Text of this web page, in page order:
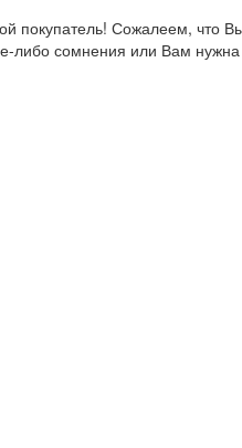
покупатель! Сожалеем, что
либо сомнения или Вам